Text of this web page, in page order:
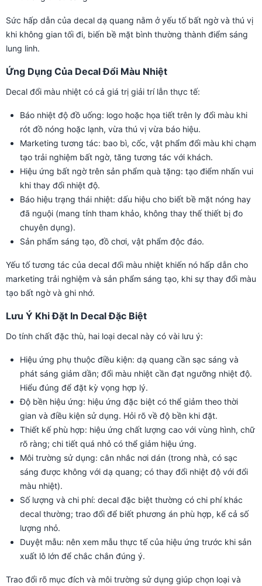
Sức hấp dẫn của decal dạ quang nằm ở yếu tố bất ngờ và thú vị
khi không gian tối đi, biến bề mặt bình thường thành điểm sáng
lung linh.
Ứng Dụng Của Decal Đổi Màu Nhiệt
Decal đổi màu nhiệt có cả giá trị giải trí lẫn thực tế:
Báo nhiệt độ đồ uống: logo hoặc họa tiết trên ly đổi màu khi
rót đồ nóng hoặc lạnh, vừa thú vị vừa báo hiệu.
Marketing tương tác: bao bì, cốc, vật phẩm đổi màu khi chạm
tạo trải nghiệm bất ngờ, tăng tương tác với khách.
Hiệu ứng bất ngờ trên sản phẩm quà tặng: tạo điểm nhấn vui
khi thay đổi nhiệt độ.
Báo hiệu trạng thái nhiệt: dấu hiệu cho biết bề mặt nóng hay
đã nguội (mang tính tham khảo, không thay thế thiết bị đo
chuyên dụng).
Sản phẩm sáng tạo, đồ chơi, vật phẩm độc đáo.
Yếu tố tương tác của decal đổi màu nhiệt khiến nó hấp dẫn cho
marketing trải nghiệm và sản phẩm sáng tạo, khi sự thay đổi màu
tạo bất ngờ và ghi nhớ.
Lưu Ý Khi Đặt In Decal Đặc Biệt
Do tính chất đặc thù, hai loại decal này có vài lưu ý:
Hiệu ứng phụ thuộc điều kiện: dạ quang cần sạc sáng và
phát sáng giảm dần; đổi màu nhiệt cần đạt ngưỡng nhiệt độ.
Hiểu đúng để đặt kỳ vọng hợp lý.
Độ bền hiệu ứng: hiệu ứng đặc biệt có thể giảm theo thời
gian và điều kiện sử dụng. Hỏi rõ về độ bền khi đặt.
Thiết kế phù hợp: hiệu ứng chất lượng cao với vùng hình, chữ
rõ ràng; chi tiết quá nhỏ có thể giảm hiệu ứng.
Môi trường sử dụng: cân nhắc nơi dán (trong nhà, có sạc
sáng được không với dạ quang; có thay đổi nhiệt độ với đổi
màu nhiệt).
Số lượng và chi phí: decal đặc biệt thường có chi phí khác
decal thường; trao đổi để biết phương án phù hợp, kể cả số
lượng nhỏ.
Duyệt mẫu: nên xem mẫu thực tế của hiệu ứng trước khi sản
xuất lô lớn để chắc chắn đúng ý.
Trao đổi rõ mục đích và môi trường sử dụng giúp chọn loại và